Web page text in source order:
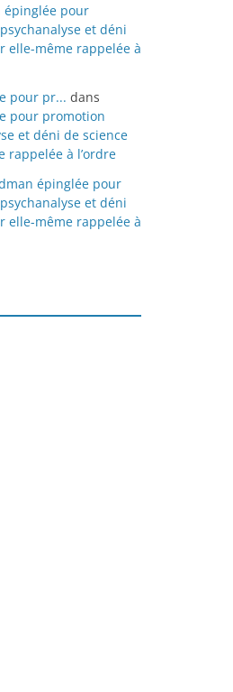
épinglée pour
et déni
elle-même rappelée à
pour pr... dans
pour promotion
et déni de science
rappelée à l’ordre
épinglée pour
et déni
elle-même rappelée à